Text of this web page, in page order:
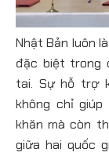
Nhật Bản luôn
đặc biệt trong
tai. Sự hỗ trợ
không chỉ
khăn mà còn
giữa hai quốc